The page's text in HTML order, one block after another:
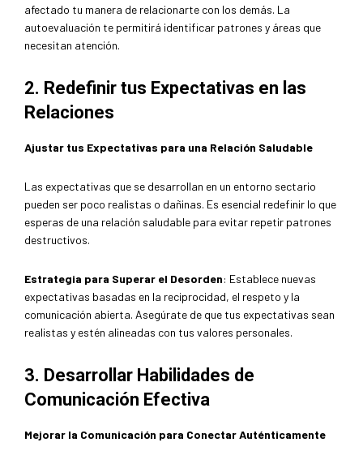
afectado tu manera de relacionarte con los demás. La
autoevaluación te permitirá identificar patrones y áreas que
necesitan atención.
2. Redefinir tus Expectativas en las
Relaciones
Ajustar tus Expectativas para una Relación Saludable
Las expectativas que se desarrollan en un entorno sectario
pueden ser poco realistas o dañinas. Es esencial redefinir lo que
esperas de una relación saludable para evitar repetir patrones
destructivos.
Estrategia para Superar el Desorden: Establece nuevas
expectativas basadas en la reciprocidad, el respeto y la
comunicación abierta. Asegúrate de que tus expectativas sean
realistas y estén alineadas con tus valores personales.
3. Desarrollar Habilidades de
Comunicación Efectiva
Mejorar la Comunicación para Conectar Auténticamente